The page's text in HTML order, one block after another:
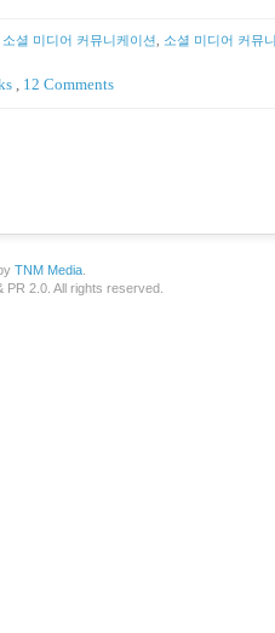
소셜 미디어 커뮤니케이션
소셜 미디어 커뮤
, 12 Comments
TNM Media
2.0. All rights reserved.